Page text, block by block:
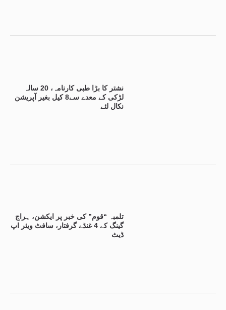
نشتر کا بڑا طبی کارنامہ، 20 سالہ
لڑکی کے معدے سے8 کیل بغیر آپریشن
نکال لئے
تلمبہ “قوم” کی خبر پر ایکشن، ہراج
گینگ کے 4 غنڈے گرفتار، سافٹ ویئر اپ
ڈیٹ